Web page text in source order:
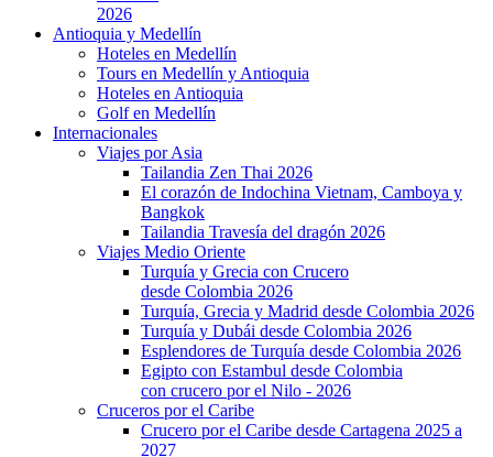
2026
Antioquia y Medellín
Hoteles en Medellín
Tours en Medellín y Antioquia
Hoteles en Antioquia
Golf en Medellín
Internacionales
Viajes por Asia
Tailandia Zen Thai 2026
El corazón de Indochina Vietnam, Camboya y
Bangkok
Tailandia Travesía del dragón 2026
Viajes Medio Oriente
Turquía y Grecia con Crucero
desde Colombia 2026
Turquía, Grecia y Madrid desde Colombia 2026
Turquía y Dubái desde Colombia 2026
Esplendores de Turquía desde Colombia 2026
Egipto con Estambul desde Colombia
con crucero por el Nilo - 2026
Cruceros por el Caribe
Crucero por el Caribe desde Cartagena 2025 a
2027